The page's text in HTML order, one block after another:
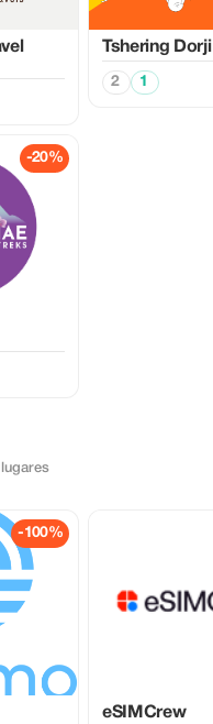
Tshering Dorji
2 1
-20%
lugares
-100%
eSIMCrew